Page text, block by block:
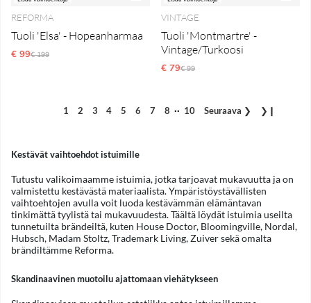
REFORMA
Tuoli 'Elsa' - Hopeanharmaa
€ 99Normaali hinta
€ 199
VINTAGE
Tuoli 'Montmartre' -
Vintage/Turkoosi
€ 79Normaali hinta
€ 99
1 2 3 4 5 6 7 8 .. 10 Seuraava ❯ ❯❙
Kestävät vaihtoehdot istuimille
Tutustu valikoimaamme istuimia, jotka tarjoavat mukavuutta ja on
valmistettu kestävästä materiaalista. Ympäristöystävällisten
vaihtoehtojen avulla voit luoda kestävämmän elämäntavan
tinkimättä tyylistä tai mukavuudesta. Täältä löydät istuimia useilta
tunnetuilta brändeiltä, kuten House Doctor, Bloomingville, Nordal,
Hubsch, Madam Stoltz, Trademark Living, Zuiver sekä omalta
brändiltämme Reforma.
Skandinaavinen muotoilu ajattomaan viehätykseen